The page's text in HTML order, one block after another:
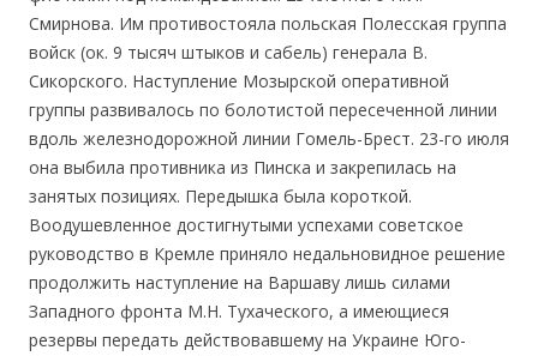
Смирнова. Им противостояла польская Полесская группа
войск (ок. 9 тысяч штыков и сабель) генерала В.
Сикорского. Наступление Мозырской оперативной
группы развивалось по болотистой пересеченной линии
вдоль железнодорожной линии Гомель-Брест. 23-го июля
она выбила противника из Пинска и закрепилась на
занятых позициях. Передышка была короткой.
Воодушевленное достигнутыми успехами советское
руководство в Кремле приняло недальновидное решение
продолжить наступление на Варшаву лишь силами
Западного фронта М.Н. Тухаческого, а имеющиеся
резервы передать действовавшему на Украине Юго-